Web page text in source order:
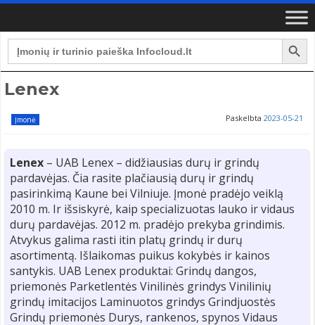
Search
for:
Search Button
Lenex
Įmonė Paskelbta 2023-05-21
Lenex – UAB Lenex – didžiausias durų ir grindų
pardavėjas. Čia rasite plačiausią durų ir grindų
pasirinkimą Kaune bei Vilniuje. Įmonė pradėjo veiklą
2010 m. Ir išsiskyrė, kaip specializuotas lauko ir vidaus
durų pardavėjas. 2012 m. pradėjo prekyba grindimis.
Atvykus galima rasti itin platų grindų ir durų
asortimentą. Išlaikomas puikus kokybės ir kainos
santykis. UAB Lenex produktai: Grindų dangos,
priemonės Parketlentės Vinilinės grindys Vinilinių
grindų imitacijos Laminuotos grindys Grindjuostės
Grindų priemonės Durys, rankenos, spynos Vidaus